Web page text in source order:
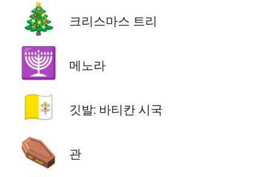
🎄 크리스마스 트리
🕎 메노라
🇻🇦 깃발: 바티칸 시국
⚰️ 관